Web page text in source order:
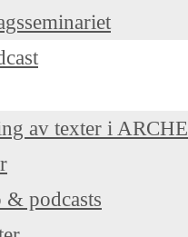
av texter i ARCHE
& podcasts